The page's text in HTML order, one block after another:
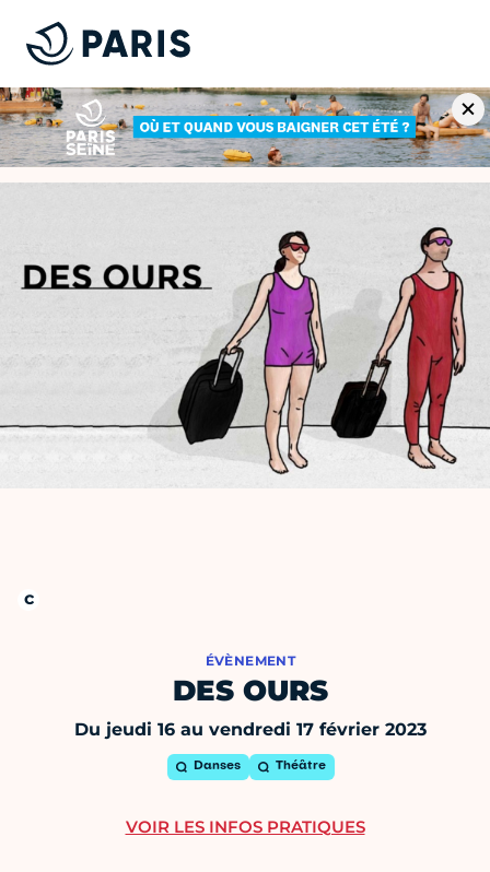
ÉVÈNEMENT
DES OURS
Du jeudi 16 au vendredi 17 février 2023
Danses Théâtre
VOIR LES INFOS PRATIQUES